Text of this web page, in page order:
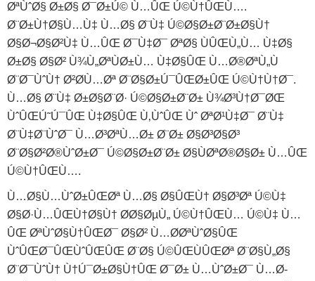
ØªÙˆØ§ Ø±Ø§ Ø¯Ø±Ú© Ù…ÛŒ Ú©Ù†ÛŒÙ….
Ø¨Ø±Ù†Ø§Ù…Ù‡ Ù…Ø§ Ø¨Ù‡ Ú©Ø§Ø±Ø¨Ø±Ø§Ù†
Ø§Ø¬Ø§Ø²Ù‡ Ù…ÛŒ Ø¯Ù‡Ø¯ ØªØ§ ÙÛŒÙ„Ù… Ù‡Ø§
Ø±Ø§ Ø§Ø² Ù¾Ù„ØªÙØ±Ù… Ù‡Ø§ÛŒ Ù…Ø®ØªÙ„Ù
Ø¨Ø¯ÙˆÙ† Ø²Ø­Ù…Øª Ø¨Ø§Ø±Ú¯ÛŒØ±ÛŒ Ú©Ù†Ù†Ø¯.
Ù…Ø§ Ø¨Ù‡ Ø±Ø§Ø¨Ø· Ú©Ø§Ø±Ø¨Ø± Ù¾Ø³Ù†Ø¯ØŒ
ÙˆÛŒÚ˜Ú¯ÛŒ Ù‡Ø§ÛŒ Ù‚ÙˆÛŒ Ùˆ ØªØ¹Ù‡Ø¯ Ø¨Ù‡
Ø¨Ù‡Ø¨ÙˆØ¯ Ù…Ø³ØªÙ…Ø± Ø¨Ø± Ø§Ø³Ø§Ø³
Ø¨Ø§Ø²Ø®ÙˆØ±Ø¯ Ú©Ø§Ø±Ø¨Ø± Ø§ÙØªØ®Ø§Ø± Ù…ÛŒ
Ú©Ù†ÛŒÙ….
Ù…Ø§Ù…ÙˆØ±ÛŒØª Ù…Ø§ Ø§ÛŒÙ† Ø§Ø³Øª Ú©Ù‡
Ø§Ø·Ù…ÛŒÙ†Ø§Ù† Ø­Ø§ØµÙ„ Ú©Ù†ÛŒÙ… Ú©Ù‡ Ù…
ÛŒ ØªÙˆØ§Ù†ÛŒØ¯ Ø§Ø² Ù…Ø­ØªÙˆØ§ÛŒ
ÙˆÛŒØ¯ÛŒÙˆÛŒÛŒ Ø¨Ø§ Ú©ÛŒÙÛŒØª Ø¨Ø§Ù„Ø§
Ø¨Ø¯ÙˆÙ† Ù†Ú¯Ø±Ø§Ù†ÛŒ Ø¯Ø± Ù…ÙˆØ±Ø¯ Ù…Ø­